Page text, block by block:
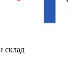
склад